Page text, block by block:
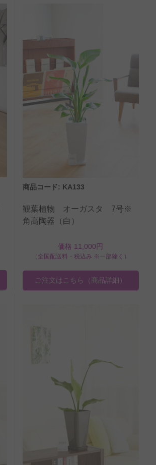
商品コード: KA133
観葉植物 オーガスタ 7号※
角高陶器（白）
価格 11,000円
（全国配送料・税込み ※一部除く）
ご注文はこちら （商品詳細）